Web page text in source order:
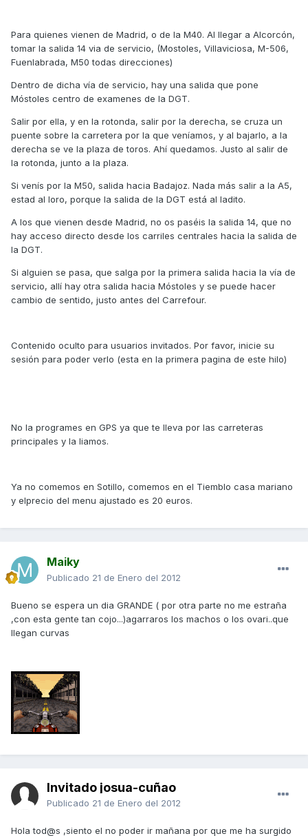
Para quienes vienen de Madrid, o de la M40. Al llegar a Alcorcón,
tomar la salida 14 via de servicio, (Mostoles, Villaviciosa, M-506,
Fuenlabrada, M50 todas direcciones)
Dentro de dicha vía de servicio, hay una salida que pone
Móstoles centro de examenes de la DGT.
Salir por ella, y en la rotonda, salir por la derecha, se cruza un
puente sobre la carretera por la que veníamos, y al bajarlo, a la
derecha se ve la plaza de toros. Ahí quedamos. Justo al salir de
la rotonda, junto a la plaza.
Si venís por la M50, salida hacia Badajoz. Nada más salir a la A5,
estad al loro, porque la salida de la DGT está al ladito.
A los que vienen desde Madrid, no os paséis la salida 14, que no
hay acceso directo desde los carriles centrales hacia la salida de
la DGT.
Si alguien se pasa, que salga por la primera salida hacia la vía de
servicio, allí hay otra salida hacia Móstoles y se puede hacer
cambio de sentido, justo antes del Carrefour.
Contenido oculto para usuarios invitados. Por favor, inicie su
sesión para poder verlo (esta en la primera pagina de este hilo)
No la programes en GPS ya que te lleva por las carreteras
principales y la liamos.
Ya no comemos en Sotillo, comemos en el Tiemblo casa mariano
y elprecio del menu ajustado es 20 euros.
Maiky
Publicado 21 de Enero del 2012
Bueno se espera un dia GRANDE ( por otra parte no me estraña
,con esta gente tan cojo...)agarraros los machos o los ovari..que
llegan curvas
Invitado josua-cuñao
Publicado 21 de Enero del 2012
Hola tod@s ,siento el no poder ir mañana por que me ha surgido